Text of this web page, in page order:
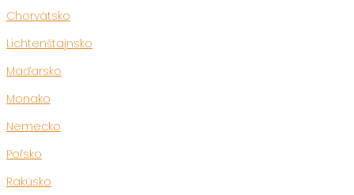
Chorvátsko
Lichtenštajnsko
Maďarsko
Monako
Nemecko
Poľsko
Rakúsko